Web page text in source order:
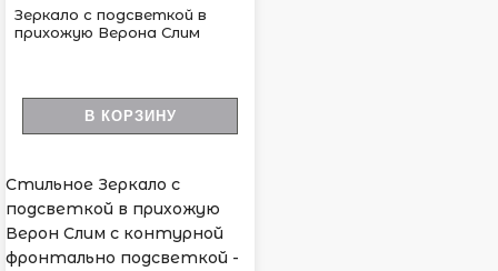
Зеркало с подсветкой в
прихожую Верона Слим
В КОРЗИНУ
Стильное Зеркало с
подсветкой в прихожую
Верон Слим с контурной
фронтально подсветкой -